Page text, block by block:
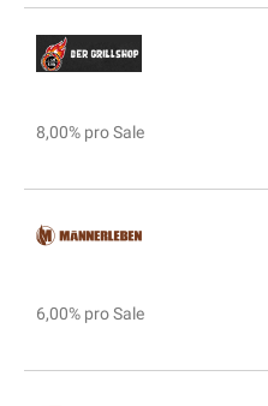
8,00% pro Sale
6,00% pro Sale